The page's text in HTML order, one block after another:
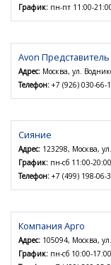
График: пн-пт 11:00-
Avon Представитель
Адрес: Москва, ул.
Телефон: +7 (926) 030-66-
Сияние
Адрес: 123298, Москва,
График: пн-сб 11:00-20:00
Телефон: +7 (499) 198-06-
Компания Арго
Адрес: 105094, Москва,
График: пн-сб 10:00-17:00